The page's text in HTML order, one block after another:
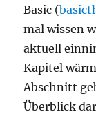
Basic (
mal wissen
aktuell
Kapitel
Abschnitt
Überblick